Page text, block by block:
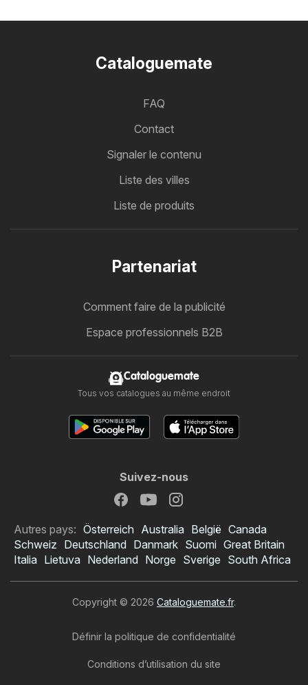
Cataloguemate
FAQ
Contact
Signaler le contenu
Liste des villes
Liste de produits
Partenariat
Comment faire de la publicité
Espace professionnels B2B
Cataloguemate
Tous vos catalogues au même endroit
Suivez-nous
Autres pays: Österreich Australia België Canada
Schweiz Deutschland Danmark Suomi Great Britain
Italia Lietuva Nederland Norge Sverige South Africa
Copyright © 2026 Cataloguemate.fr.
Définir la politique de confidentialité
Conditions d’utilisation du site